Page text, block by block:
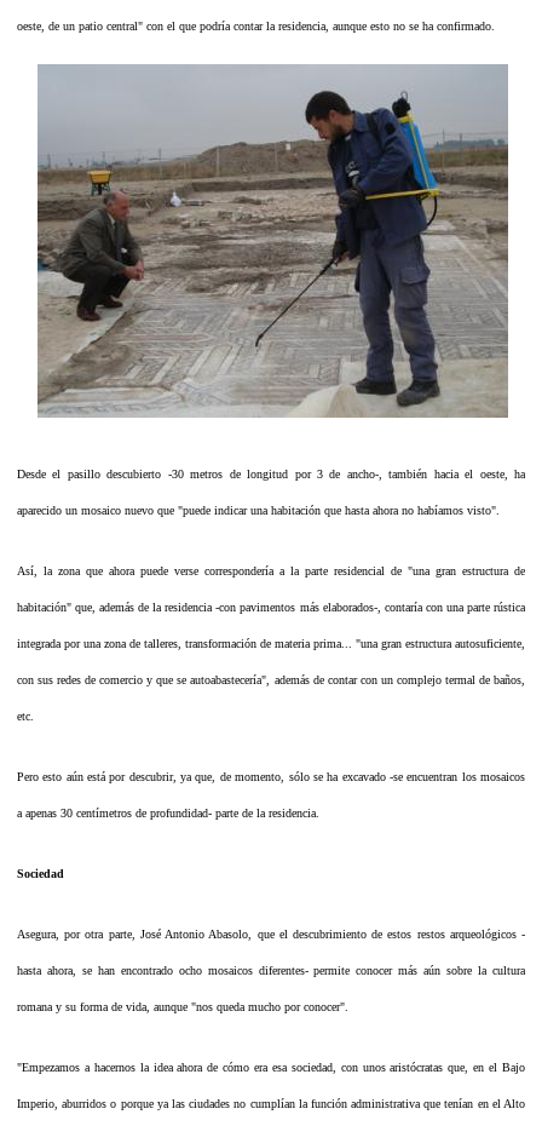
oeste, de un patio central" con el que podría contar la residencia, aunque esto no se ha confirmado.
Desde el pasillo descubierto -30 metros de longitud por 3 de ancho-, también hacia el oeste, ha
aparecido un mosaico nuevo que "puede indicar una habitación que hasta ahora no habíamos visto".
Así, la zona que ahora puede verse correspondería a la parte residencial de "una gran estructura de
habitación" que, además de la residencia -con pavimentos más elaborados-, contaría con una parte rústica
integrada por una zona de talleres, transformación de materia prima... "una gran estructura autosuficiente,
con sus redes de comercio y que se autoabastecería", además de contar con un complejo termal de baños,
etc.
Pero esto aún está por descubrir, ya que, de momento, sólo se ha excavado -se encuentran los mosaicos
a apenas 30 centímetros de profundidad- parte de la residencia.
Sociedad
Asegura, por otra parte, José Antonio Abasolo, que el descubrimiento de estos restos arqueológicos -
hasta ahora, se han encontrado ocho mosaicos diferentes- permite conocer más aún sobre la cultura
romana y su forma de vida, aunque "nos queda mucho por conocer".
"Empezamos a hacernos la idea ahora de cómo era esa sociedad, con unos aristócratas que, en el Bajo
Imperio, aburridos o porque ya las ciudades no cumplían la función administrativa que tenían en el Alto